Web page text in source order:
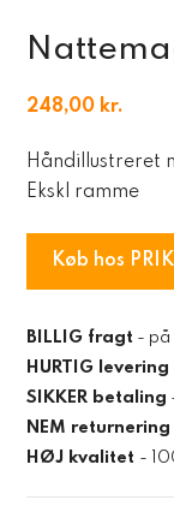
248,00 kr.
Håndillustreret
Ekskl ramme
Køb hos
BILLIG fragt - på
HURTIG levering
SIKKER betaling
NEM returnering
HØJ kvalitet -